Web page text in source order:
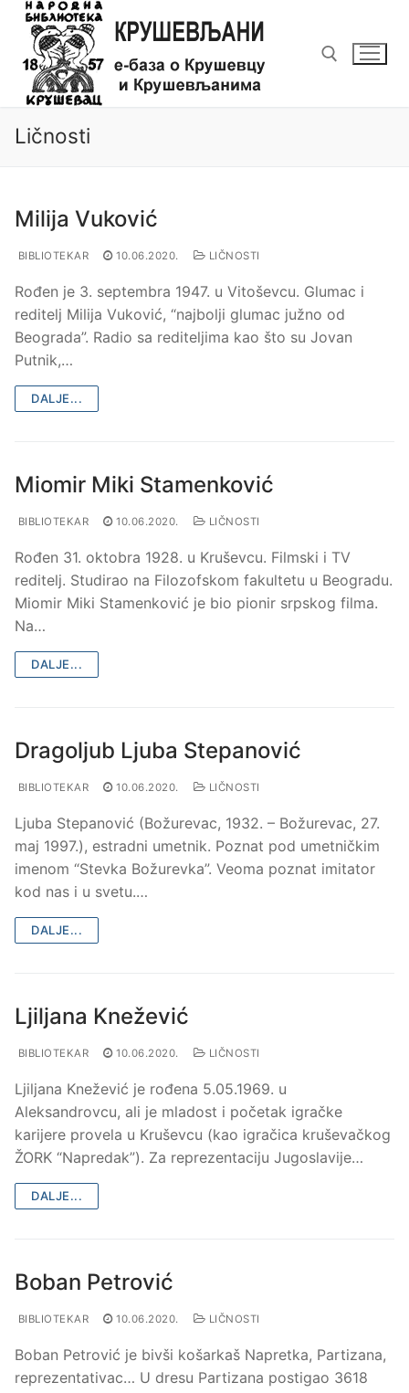
Preskoči
sadržaja
Ličnosti
Milija Vuković
BIBLIOTEKAR 10.06.2020. LIČNOSTI
Rođen je 3. septembra 1947. u Vitoševcu. Glumac i
reditelj Milija Vuković, “najbolji glumac južno od
Beograda”. Radio sa rediteljima kao što su Jovan
Putnik,…
DALJE...
Miomir Miki Stamenković
BIBLIOTEKAR 10.06.2020. LIČNOSTI
Rođen 31. oktobra 1928. u Kruševcu. Filmski i TV
reditelj. Studirao na Filozofskom fakultetu u Beogradu.
Miomir Miki Stamenković je bio pionir srpskog filma.
Na…
DALJE...
Dragoljub Ljuba Stepanović
BIBLIOTEKAR 10.06.2020. LIČNOSTI
Ljuba Stepanović (Božurevac, 1932. – Božurevac, 27.
maj 1997.), estradni umetnik. Poznat pod umetničkim
imenom “Stevka Božurevka”. Veoma poznat imitator
kod nas i u svetu.…
DALJE...
Ljiljana Knežević
BIBLIOTEKAR 10.06.2020. LIČNOSTI
Ljiljana Knežević je rođena 5.05.1969. u
Aleksandrovcu, ali je mladost i početak igračke
karijere provela u Kruševcu (kao igračica kruševačkog
ŽORK “Napredak”). Za reprezentaciju Jugoslavije…
DALJE...
Boban Petrović
BIBLIOTEKAR 10.06.2020. LIČNOSTI
Boban Petrović je bivši košarkaš Napretka, Partizana,
reprezentativac… U dresu Partizana postigao 3618